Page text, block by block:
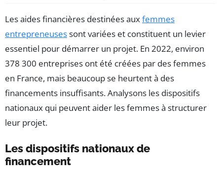
Les aides financières destinées auxfemmes
entrepreneusessont variées et constituent un levier
essentiel pour démarrer un projet. En 2022, environ
378 300 entreprises ont été créées par des femmes
en France, mais beaucoup se heurtent à des
financements insuffisants. Analysons les dispositifs
nationaux qui peuvent aider les femmes à structurer
leur projet.
Les dispositifs nationaux de
financement